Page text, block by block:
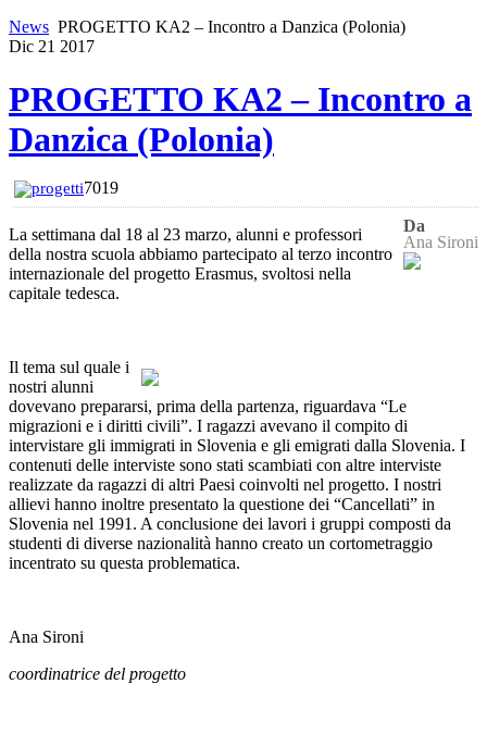
News PROGETTO KA2 – Incontro a Danzica (Polonia)
Dic 21 2017
PROGETTO KA2 – Incontro a
Danzica (Polonia)
progetti7019
Da
Ana Sironi
La settimana dal 18 al 23 marzo, alunni e professori
della nostra scuola abbiamo partecipato al terzo incontro
internazionale del progetto Erasmus, svoltosi nella
capitale tedesca.
Il tema sul quale i
nostri alunni
dovevano prepararsi, prima della partenza, riguardava “Le
migrazioni e i diritti civili”. I ragazzi avevano il compito di
intervistare gli immigrati in Slovenia e gli emigrati dalla Slovenia. I
contenuti delle interviste sono stati scambiati con altre interviste
realizzate da ragazzi di altri Paesi coinvolti nel progetto. I nostri
allievi hanno inoltre presentato la questione dei “Cancellati” in
Slovenia nel 1991. A conclusione dei lavori i gruppi composti da
studenti di diverse nazionalità hanno creato un cortometraggio
incentrato su questa problematica.
Ana Sironi
coordinatrice del progetto